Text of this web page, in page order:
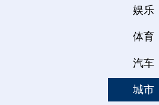
娱乐
体育
汽车
城市